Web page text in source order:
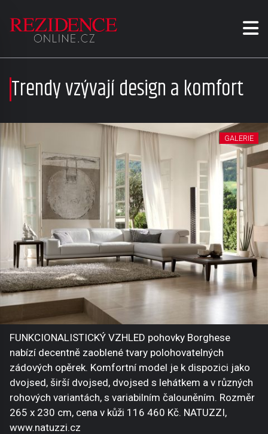
Trendy vzývají design a komfort
GALERIE
FUNKCIONALISTICKÝ VZHLED pohovky Borghese
nabízí decentně zaoblené tvary polohovatelných
zádových opěrek. Komfortní model je k dispozici jako
dvojsed, širší dvojsed, dvojsed s lehátkem a v různých
rohových variantách, s variabilním čalouněním. Rozměr
265 x 230 cm, cena v kůži 116 460 Kč. NATUZZI,
www.natuzzi.cz